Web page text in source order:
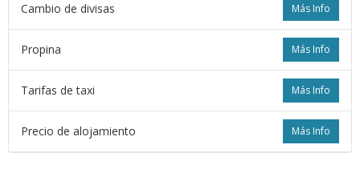
Más Info
Cambio de divisas
Más Info
Propina
Más Info
Tarifas de taxi
Más Info
Precio de alojamiento